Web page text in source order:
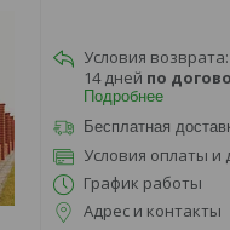
14 дней по
Подробнее
Бесплатная
Условия оплаты и
График работы
Адрес и контакты